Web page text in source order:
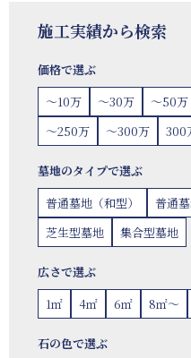
施工実績から検索
価格で選ぶ
〜10万
〜30万 〜50万
〜250万
〜300万 300
墓地のタイプで選ぶ
普通墓地（和型）
普通墓
芝生型墓地
集合型墓地
広さで選ぶ
1㎡
4㎡ 6㎡ 8㎡〜
石の色で選ぶ